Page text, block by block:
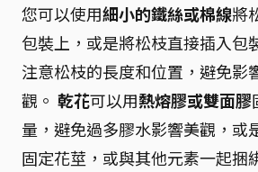
您可以使用細小的鐵絲或棉線將
包裝上，或是將松枝直接插入包
注意松枝的長度和位置，避免影
觀。 乾花可以用熱熔膠或雙面膠
量，避免過多膠水影響美觀，或
固定花莖，或與其他元素一起捆